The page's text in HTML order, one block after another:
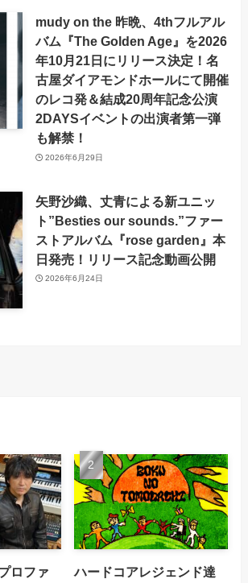
mudy on the 昨晩、4thフルアル
バム『The Golden Age』を2026
年10月21日にリリース決定！名
古屋ダイアモンドホールにて開催
のレコ発＆結成20周年記念公演
2DAYSイベントの出演者第一弾
も解禁！
2026年6月29日
矢野沙織、丈青による新ユニッ
ト”Besties our sounds.”ファー
ストアルバム『rose garden』本
日発売！リリース記念動画公開
2026年6月24日
ロファ
ハードコアレジェンド達